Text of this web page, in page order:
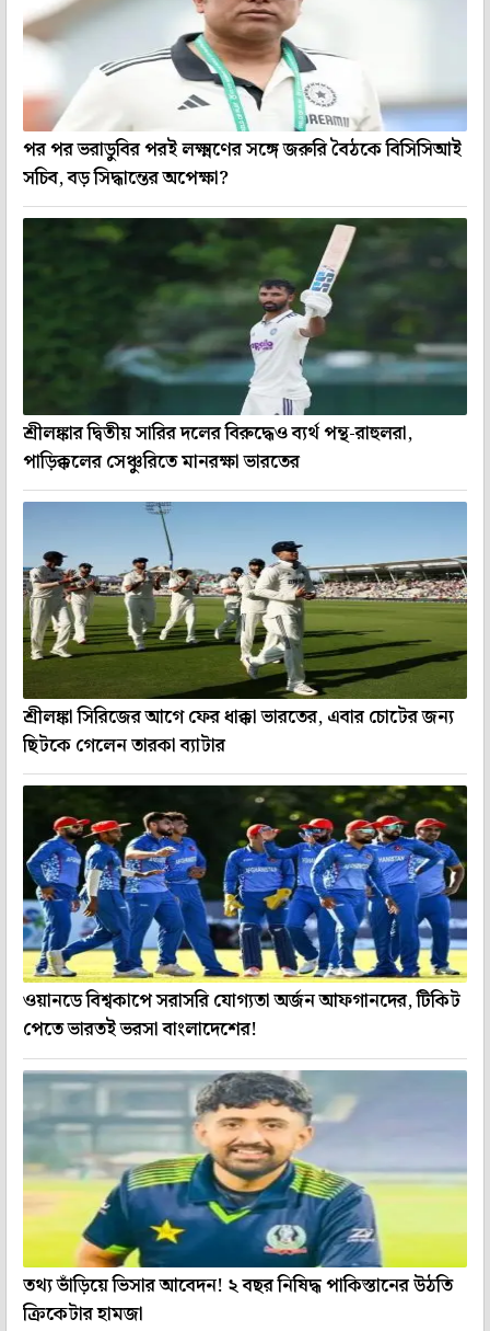
পর পর ভরাডুবির পরই লক্ষ্মণের সঙ্গে জরুরি বৈঠকে বিসিসিআই
সচিব, বড় সিদ্ধান্তের অপেক্ষা?
শ্রীলঙ্কার দ্বিতীয় সারির দলের বিরুদ্ধেও ব্যর্থ পন্থ-রাহুলরা,
পাড়িক্কলের সেঞ্চুরিতে মানরক্ষা ভারতের
শ্রীলঙ্কা সিরিজের আগে ফের ধাক্কা ভারতের, এবার চোটের জন্য
ছিটকে গেলেন তারকা ব্যাটার
ওয়ানডে বিশ্বকাপে সরাসরি যোগ্যতা অর্জন আফগানদের, টিকিট
পেতে ভারতই ভরসা বাংলাদেশের!
তথ্য ভাঁড়িয়ে ভিসার আবেদন! ২ বছর নিষিদ্ধ পাকিস্তানের উঠতি
ক্রিকেটার হামজা